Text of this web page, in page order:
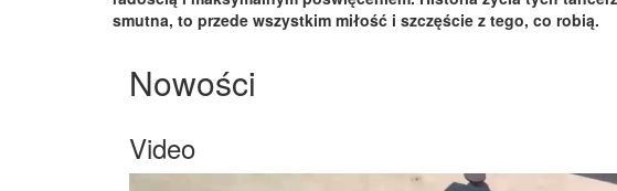
smutna, to przede wszystkim miłość i szczęście z tego, co robią.
Nowości
Video